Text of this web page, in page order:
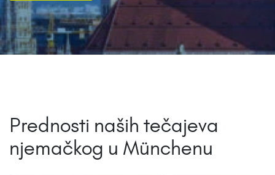
Prednosti naših tečajeva
njemačkog u Münchenu